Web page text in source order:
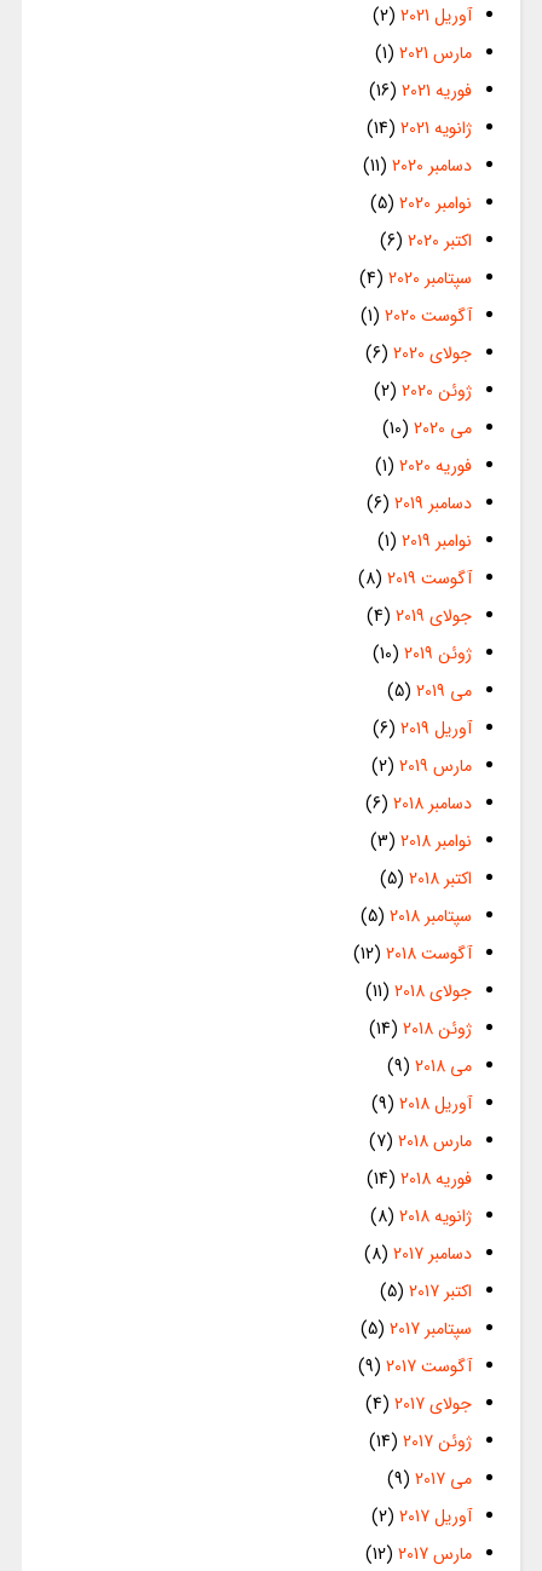
آوریل 2021
(2)
مارس 2021
(1)
فوریه 2021
(16)
ژانویه 2021
(14)
دسامبر 2020
(11)
نوامبر 2020
(5)
اکتبر 2020
(6)
سپتامبر 2020
(4)
آگوست 2020
(1)
جولای 2020
(6)
ژوئن 2020
(2)
می 2020
(10)
فوریه 2020
(1)
دسامبر 2019
(6)
نوامبر 2019
(1)
آگوست 2019
(8)
جولای 2019
(4)
ژوئن 2019
(10)
می 2019
(5)
آوریل 2019
(6)
مارس 2019
(2)
دسامبر 2018
(6)
نوامبر 2018
(3)
اکتبر 2018
(5)
سپتامبر 2018
(5)
آگوست 2018
(12)
جولای 2018
(11)
ژوئن 2018
(14)
می 2018
(9)
آوریل 2018
(9)
مارس 2018
(7)
فوریه 2018
(14)
ژانویه 2018
(8)
دسامبر 2017
(8)
اکتبر 2017
(5)
سپتامبر 2017
(5)
آگوست 2017
(9)
جولای 2017
(4)
ژوئن 2017
(14)
می 2017
(9)
آوریل 2017
(2)
مارس 2017
(12)